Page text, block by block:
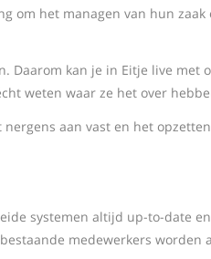
om het managen van hun zaak
Daarom kan je in Eitje live met
weten waar ze het over
aan vast en het
systemen altijd up-to-date
medewerkers worden